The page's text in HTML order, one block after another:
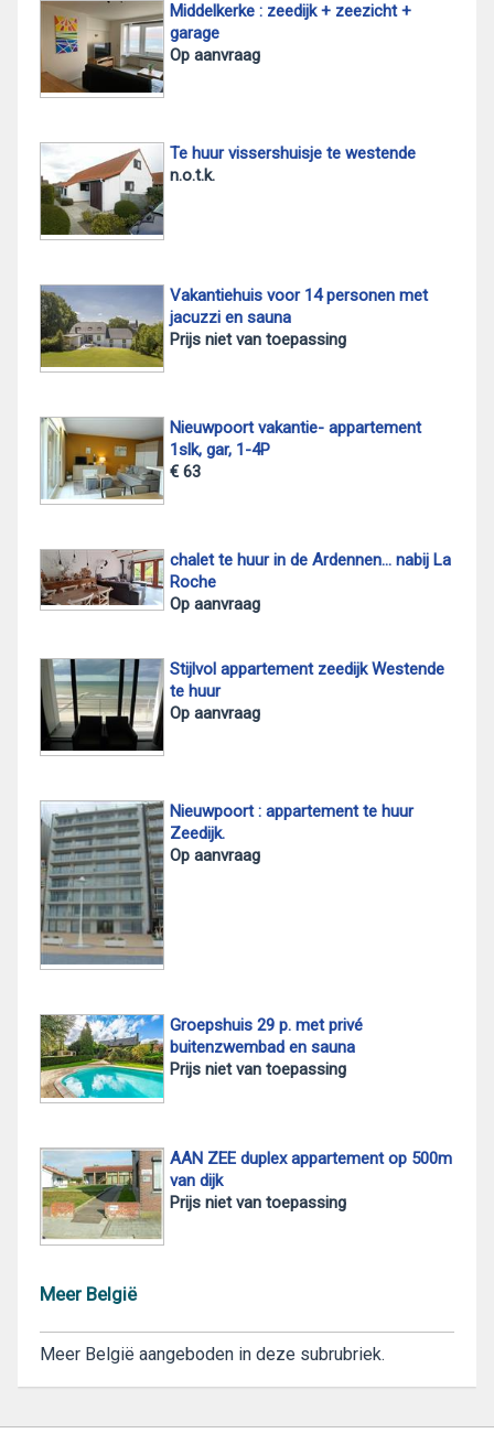
Middelkerke : zeedijk + zeezicht +
garage
Op aanvraag
Te huur vissershuisje te westende
n.o.t.k.
Vakantiehuis voor 14 personen met
jacuzzi en sauna
Prijs niet van toepassing
Nieuwpoort vakantie- appartement
1slk, gar, 1-4P
€ 63
chalet te huur in de Ardennen... nabij La
Roche
Op aanvraag
Stijlvol appartement zeedijk Westende
te huur
Op aanvraag
Nieuwpoort : appartement te huur
Zeedijk.
Op aanvraag
Groepshuis 29 p. met privé
buitenzwembad en sauna
Prijs niet van toepassing
AAN ZEE duplex appartement op 500m
van dijk
Prijs niet van toepassing
Meer België
Meer België aangeboden in deze subrubriek.